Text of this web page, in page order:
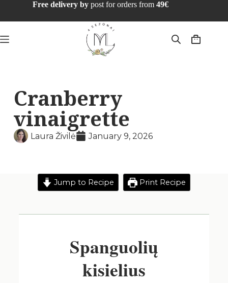
Free delivery by post for orders from 49€
Cranberry
vinaigrette
Laura Živilė January 9, 2026
Jump to Recipe Print Recipe
Spanguolių
kisielius